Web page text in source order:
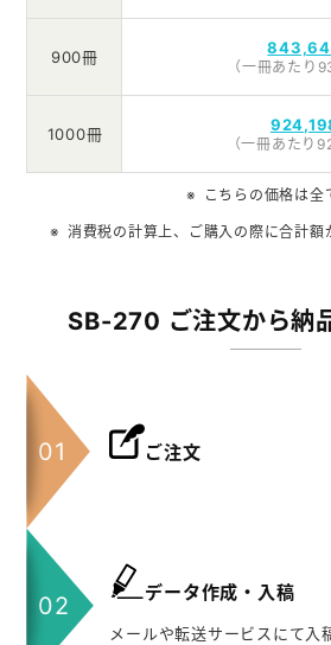
900冊
（一冊あたり
1000冊
（一冊あたり
こちらの価格は全
消費税の計算上、ご購入の際に合計額
SB-270 ご注文から納
ご注文
データ作成・入稿
メールや転送サービスにて入